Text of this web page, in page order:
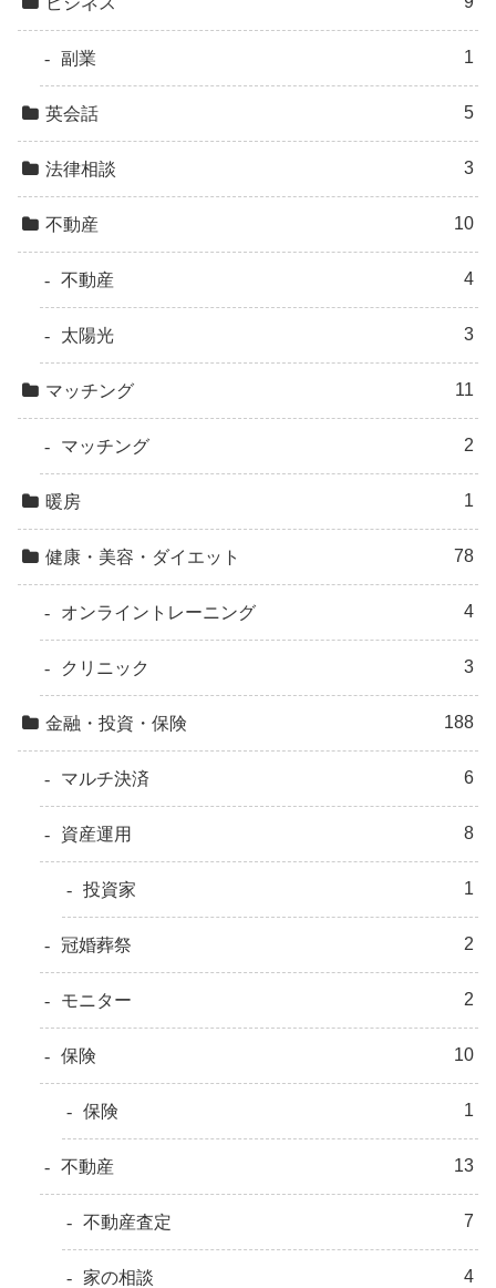
副業 1
英会話 5
法律相談 3
不動産 10
不動産 4
太陽光 3
マッチング 11
マッチング 2
暖房 1
健康・美容・ダイエット 78
オンライントレーニング 4
クリニック 3
金融・投資・保険 188
マルチ決済 6
資産運用 8
投資家 1
冠婚葬祭 2
モニター 2
保険 10
保険 1
不動産 13
不動産査定 7
家の相談 4